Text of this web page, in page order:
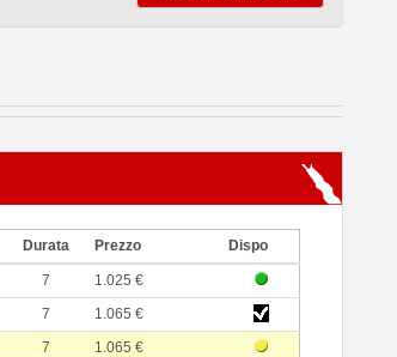
Durata Prezzo Dispo
7
1.025 €
7
1.065 €
7
1.065 €